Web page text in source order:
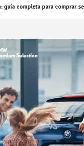
guía completa para comprar